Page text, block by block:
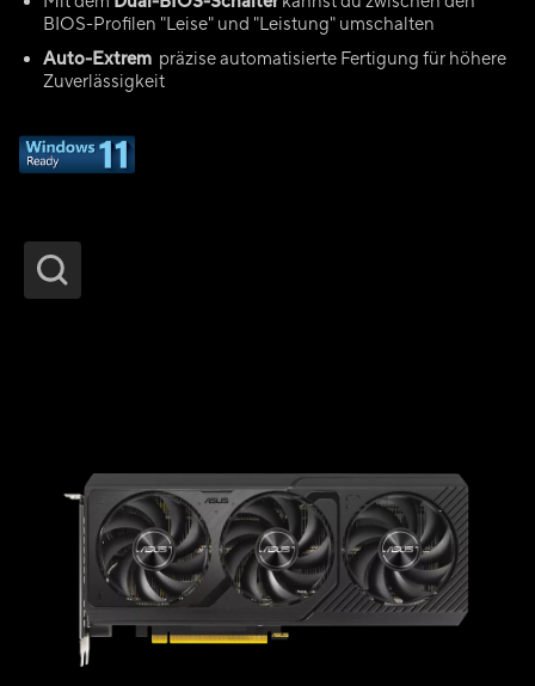
BIOS-Profilen "Leise" und "Leistung" umschalten
Auto-Extrem präzise automatisierte Fertigung für höhere
Zuverlässigkeit